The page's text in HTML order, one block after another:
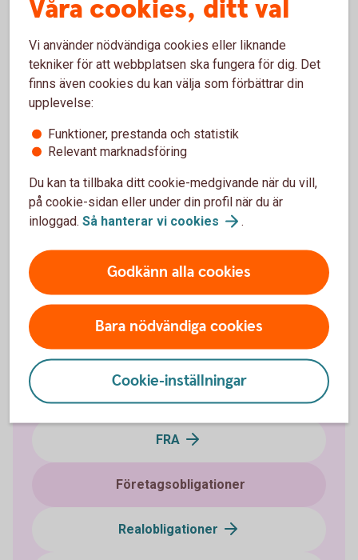
Vanliga frågor och svar om
Företagsobligationer
Vilken är lägsta placeringsvolymen?
Vilka faciliteter behövs för att kunna handla?
Ränteplaceringar
Bostadsobligationer
FRA
Företagsobligationer
Realobligationer
Våra cookies, ditt val
Vi använder nödvändiga cookies eller liknande
tekniker för att webbplatsen ska fungera för dig. Det
finns även cookies du kan välja som förbättrar din
upplevelse:
Funktioner, prestanda och statistik
Relevant marknadsföring
Du kan ta tillbaka ditt cookie-medgivande när du vill,
på cookie-sidan eller under din profil när du är
inloggad. Så hanterar vi cookies .
Godkänn alla cookies
Bara nödvändiga cookies
Cookie-inställningar